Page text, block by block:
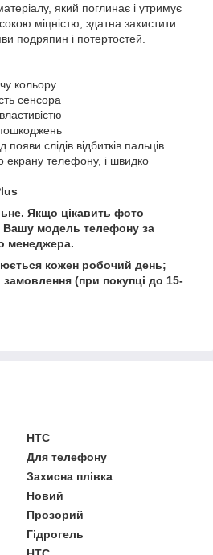
який поглинає і утримує
міцністю, здатна захистити
подряпин і потертостей.
кольору
сенсора
слідів відбитків пальців
телефону, і швидко
Якщо цікавить фото
Вашу модель телефону за
менеджера.
кожен робочий день;
(при покупці до 15-
HTC
Для телефону
Захисна плівка
Новий
Прозорий
Гідрогель